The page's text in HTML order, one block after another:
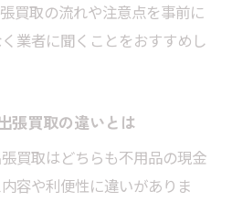
品を無駄なく現金化するコ
買取の流れや注意点を事前に
業者に聞くことをおすすめし
張買取の違いとは
買取はどちらも不用品の現金
容や利便性に違いがありま